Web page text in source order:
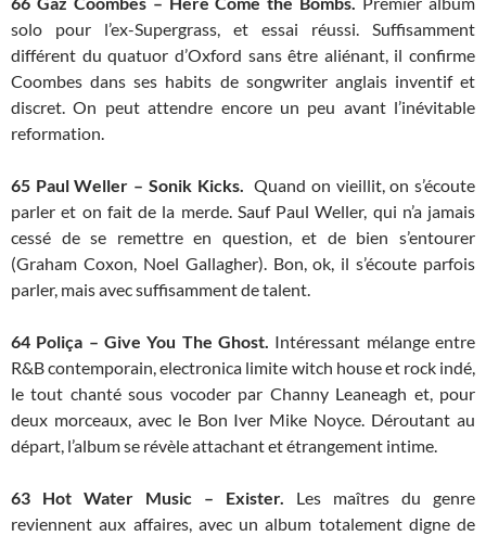
solo pour l’ex-Supergrass, et essai réussi. Suffisamment
différent du quatuor d’Oxford sans être aliénant, il confirme
Coombes dans ses habits de songwriter anglais inventif et
discret. On peut attendre encore un peu avant l’inévitable
reformation.
65 Paul Weller – Sonik Kicks.Quand on vieillit, on s’écoute
parler et on fait de la merde. Sauf Paul Weller, qui n’a jamais
cessé de se remettre en question, et de bien s’entourer
(Graham Coxon, Noel Gallagher). Bon, ok, il s’écoute parfois
parler, mais avec suffisamment de talent.
64 Poliça – Give You The Ghost. Intéressant mélange entre
R&B contemporain, electronica limite witch house et rock indé,
le tout chanté sous vocoder par Channy Leaneagh et, pour
deux morceaux, avec le Bon Iver Mike Noyce. Déroutant au
départ, l’album se révèle attachant et étrangement intime.
63 Hot Water Music – Exister. Les maîtres du genre
reviennent aux affaires, avec un album totalement digne de